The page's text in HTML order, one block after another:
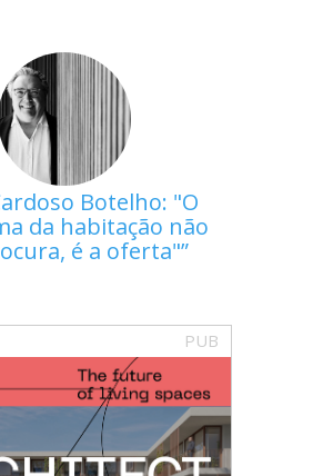
Botelho: "O
da habitação não
é a oferta"
PUB